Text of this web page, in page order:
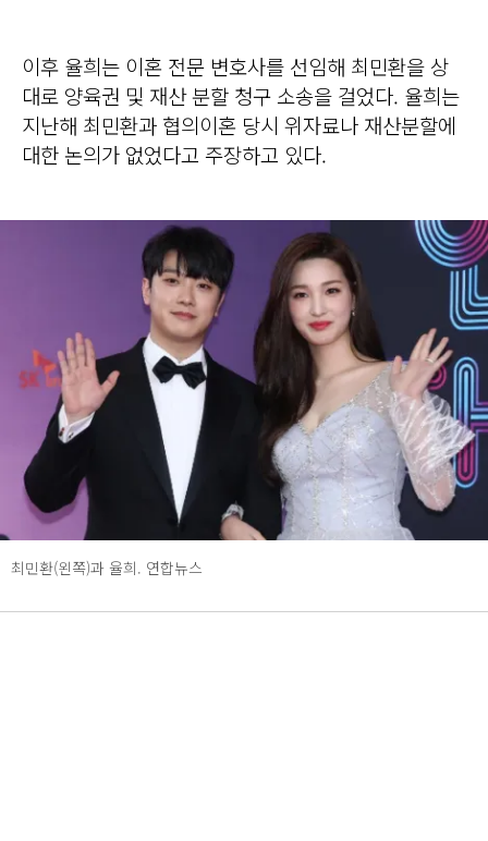
이후 율희는 이혼 전문 변호사를 선임해 최민환을 상
대로 양육권 및 재산 분할 청구 소송을 걸었다. 율희는
지난해 최민환과 협의이혼 당시 위자료나 재산분할에
대한 논의가 없었다고 주장하고 있다.
최민환(왼쪽)과 율희. 연합뉴스